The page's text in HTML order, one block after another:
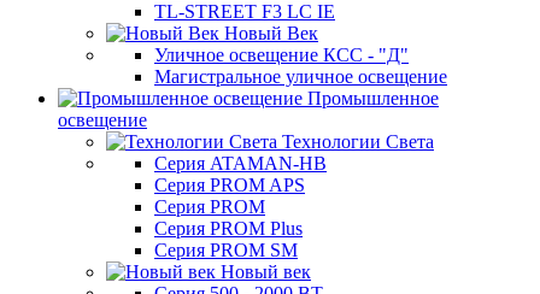
TL-STREET F3 LC IE
Новый Век
Уличное освещение КСС - "Д"
Магистральное уличное освещение
Промышленное
освещение
Технологии Света
Серия ATAMAN-HB
Серия PROM APS
Серия PROM
Серия PROM Plus
Серия PROM SM
Новый век